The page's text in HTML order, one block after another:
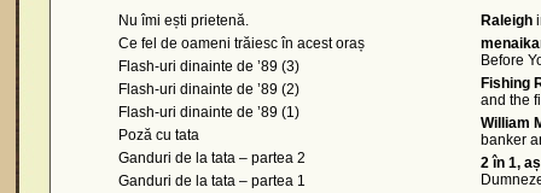
Nu îmi ești prietenă.
Ce fel de oameni trăiesc în acest oraș
Flash-uri dinainte de ’89 (3)
Flash-uri dinainte de ’89 (2)
Flash-uri dinainte de ’89 (1)
Poză cu tata
Ganduri de la tata – partea 2
Ganduri de la tata – partea 1
Raleigh
Before
Fishing
and the
William
banker
2 în 1,